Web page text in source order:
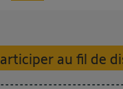
au fil de